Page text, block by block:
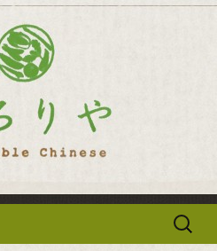
った創作中華
ブログ
た創作中華「せろり
検